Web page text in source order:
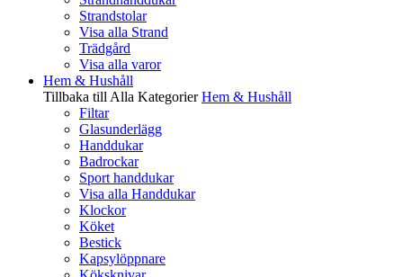
Strandstolar
Visa alla Strand
Trädgård
Visa alla varor
Hem & Hushåll
Tillbaka till Alla Kategorier Hem & Hushåll
Filtar
Glasunderlägg
Handdukar
Badrockar
Sport handdukar
Visa alla Handdukar
Klockor
Köket
Bestick
Kapsylöppnare